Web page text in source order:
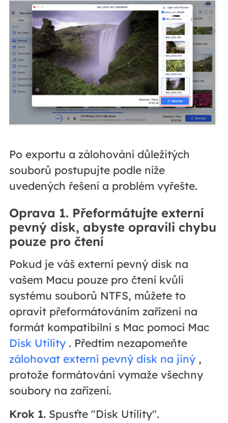
Po exportu a zálohování důležitých
souborů postupujte podle níže
uvedených řešení a problém vyřešte.
Oprava 1. Přeformátujte externí
pevný disk, abyste opravili chybu
pouze pro čtení
Pokud je váš externí pevný disk na
vašem Macu pouze pro čtení kvůli
systému souborů NTFS, můžete to
opravit přeformátováním zařízení na
formát kompatibilní s Mac pomocí Mac
Disk Utility. Předtím nezapomeňte
zálohovat externí pevný disk na jiný,
protože formátování vymaže všechny
soubory na zařízení.
Krok 1.Spusťte "Disk Utility".